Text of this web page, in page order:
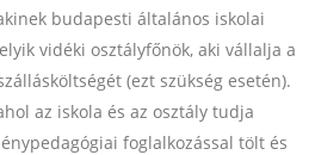
budapesti általános iskolai
vidéki osztályfőnök, aki vállalja a
(ezt szükség esetén).
az iskola és az osztály tudja
foglalkozással tölt és